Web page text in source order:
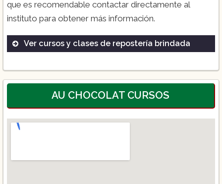
que es recomendable contactar directamente al
instituto para obtener más información.
Ver cursos y clases de repostería brindada
Diplomados en Repostería Avanzada
Licenciatura en Gastronomía
AU CHOCOLAT CURSOS